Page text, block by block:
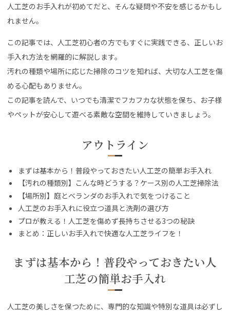
人工芝のお手入れが初めてだと、そんな疑問や不安を感じるかもし
れません。
この記事では、人工芝初心者の方でもすぐに実践できる、正しいお
手入れ方法を網羅的に解説します。
汚れの種類や場所に応じた掃除のコツを知れば、大切な人工芝を傷
める心配もありません。
この記事を読んで、いつでも清潔でフカフカな状態を保ち、お子様
やペットが安心して遊べる素敵な空間を維持していきましょう。
アウトライン
まずは基本から！普段やっておきたい人工芝の簡単お手入れ
【汚れの種類別】こんな時どうする？ケース別の人工芝掃除法
【場所別】庭とベランダのお手入れで気をつけること
人工芝のお手入れに役立つ道具と洗剤の選び方
プロが教える！人工芝を傷めず長持ちさせる3つの秘訣
まとめ：正しいお手入れで快適な人工芝ライフを！
まずは基本から！普段やっておきたい人
工芝の簡単お手入れ
人工芝の美しさを保つために、専門的な知識や特別な道具は必ずし